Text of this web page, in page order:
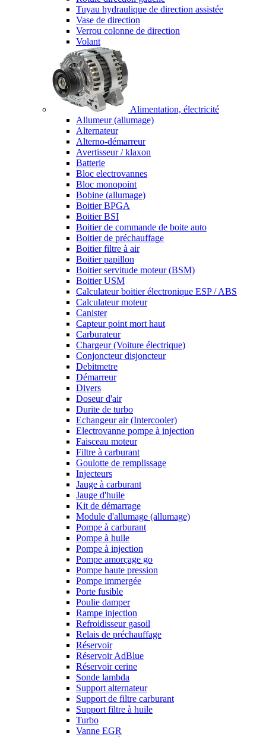
Tuyau hydraulique de direction assistée
Vase de direction
Verrou colonne de direction
Volant
Alimentation, électricité
Allumeur (allumage)
Alternateur
Alterno-démarreur
Avertisseur / klaxon
Batterie
Bloc electrovannes
Bloc monopoint
Bobine (allumage)
Boitier BPGA
Boitier BSI
Boitier de commande de boite auto
Boitier de préchauffage
Boitier filtre à air
Boitier papillon
Boitier servitude moteur (BSM)
Boitier USM
Calculateur boitier électronique ESP / ABS
Calculateur moteur
Canister
Capteur point mort haut
Carburateur
Chargeur (Voiture électrique)
Conjoncteur disjoncteur
Debitmetre
Démarreur
Divers
Doseur d'air
Durite de turbo
Echangeur air (Intercooler)
Electrovanne pompe à injection
Faisceau moteur
Filtre à carburant
Goulotte de remplissage
Injecteurs
Jauge à carburant
Jauge d'huile
Kit de démarrage
Module d'allumage (allumage)
Pompe à carburant
Pompe à huile
Pompe à injection
Pompe amorçage go
Pompe haute pression
Pompe immergée
Porte fusible
Poulie damper
Rampe injection
Refroidisseur gasoil
Relais de préchauffage
Réservoir
Réservoir AdBlue
Réservoir cerine
Sonde lambda
Support alternateur
Support de filtre carburant
Support filtre à huile
Turbo
Vanne EGR